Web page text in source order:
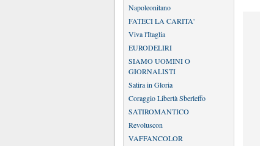
Napoleonitano
FATECI LA CARITA'
Viva l'Itaglia
EURODELIRI
SIAMO UOMINI O
GIORNALISTI
Satira in Gloria
Coraggio Libertà Sberleffo
SATIROMANTICO
Revoluscon
VAFFANCOLOR